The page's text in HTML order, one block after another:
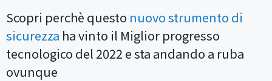
Scopri perchè questo nuovo strumento di
sicurezza ha vinto il Miglior progresso
tecnologico del 2022 e sta andando a ruba
ovunque